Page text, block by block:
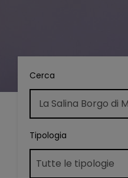
Cerca
Tipologia